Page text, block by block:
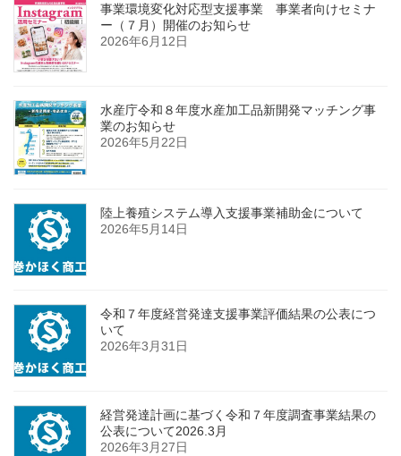
事業環境変化対応型支援事業 事業者向けセミナ
ー（７月）開催のお知らせ
2026年6月12日
水産庁令和８年度水産加工品新開発マッチング事
業のお知らせ
2026年5月22日
陸上養殖システム導入支援事業補助金について
2026年5月14日
令和７年度経営発達支援事業評価結果の公表につ
いて
2026年3月31日
経営発達計画に基づく令和７年度調査事業結果の
公表について2026.3月
2026年3月27日